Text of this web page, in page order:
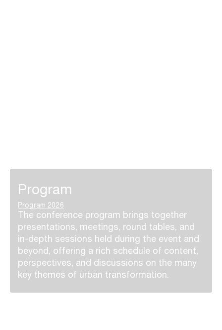
Program
Program 2026
The conference program brings together
presentations, meetings, round tables, and
in-depth sessions held during the event and
beyond, offering a rich schedule of content,
perspectives, and discussions on the many
key themes of urban transformation.